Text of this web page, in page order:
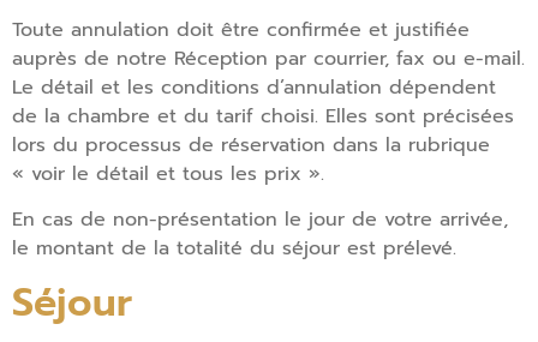
Toute annulation doit être confirmée et justifiée
auprès de notre Réception par courrier, fax ou e-mail.
Le détail et les conditions d’annulation dépendent
de la chambre et du tarif choisi. Elles sont précisées
lors du processus de réservation dans la rubrique
« voir le détail et tous les prix ».
En cas de non-présentation le jour de votre arrivée,
le montant de la totalité du séjour est prélevé.
Séjour